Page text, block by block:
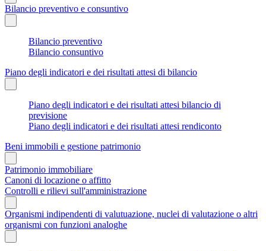
Bilancio preventivo e consuntivo
Bilancio preventivo
Bilancio consuntivo
Piano degli indicatori e dei risultati attesi di bilancio
Piano degli indicatori e dei risultati attesi bilancio di
previsione
Piano degli indicatori e dei risultati attesi rendiconto
Beni immobili e gestione patrimonio
Patrimonio immobiliare
Canoni di locazione o affitto
Controlli e rilievi sull'amministrazione
Organismi indipendenti di valutuazione, nuclei di valutazione o altri
organismi con funzioni analoghe